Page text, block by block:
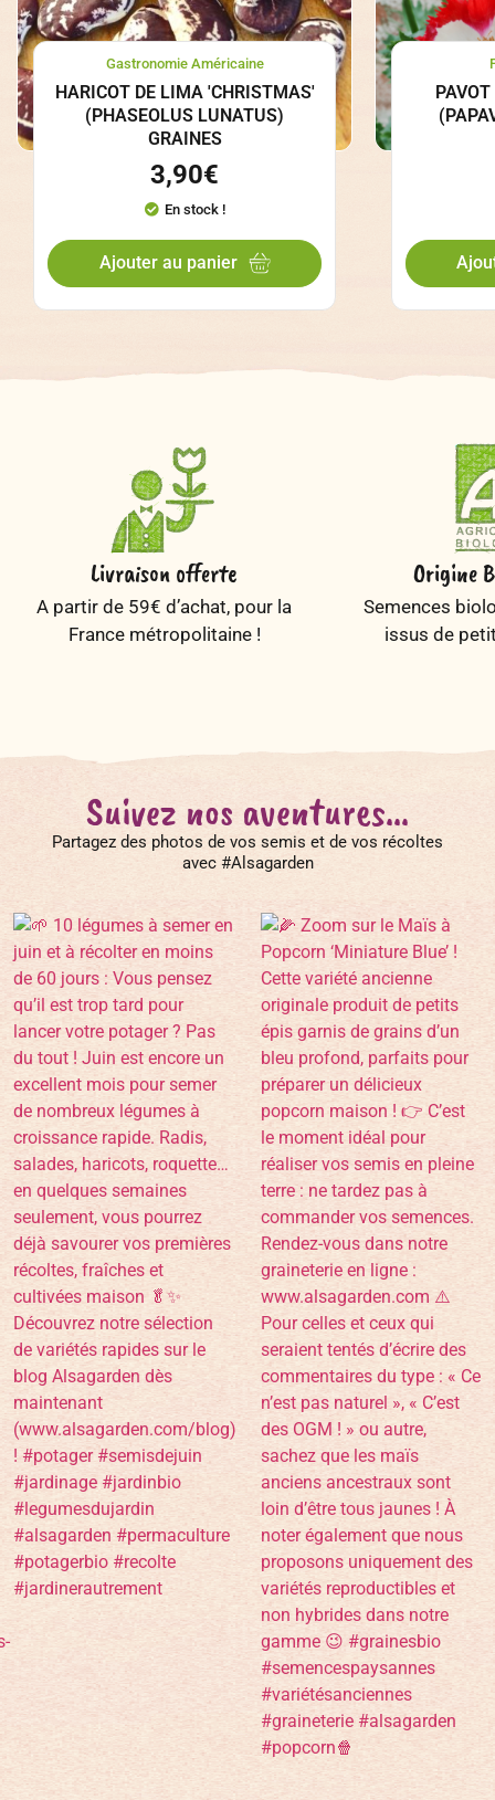
Gastronomie Américaine
HARICOT DE LIMA 'CHRISTMAS'
(PHASEOLUS LUNATUS)
GRAINES
3,90€
En stock !
Ajouter au panier
Livraison offerte
A partir de 59€ d’achat, pour la
France métropolitaine !
Origine
Semences
issus de
Suivez nos aventures...
Partagez des photos de vos semis et de vos récoltes
avec #Alsagarden